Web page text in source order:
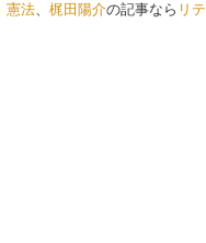
憲法、 梶田陽介の記事なら リテ